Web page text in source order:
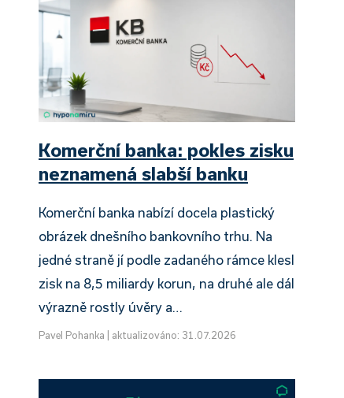
Komerční banka: pokles zisku
neznamená slabší banku
Komerční banka nabízí docela plastický
obrázek dnešního bankovního trhu. Na
jedné straně jí podle zadaného rámce klesl
zisk na 8,5 miliardy korun, na druhé ale dál
výrazně rostly úvěry a…
Pavel Pohanka aktualizováno: 31.07.2026